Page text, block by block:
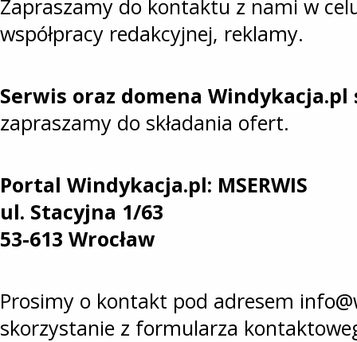
Zapraszamy do kontaktu z nami w
współpracy redakcyjnej, reklamy.
Serwis oraz domena Windykacja.pl
zapraszamy do składania ofert.
Portal Windykacja.pl: MSERWIS
ul. Stacyjna 1/63
53-613 Wrocław
Prosimy o kontakt pod adresem
skorzystanie z formularza